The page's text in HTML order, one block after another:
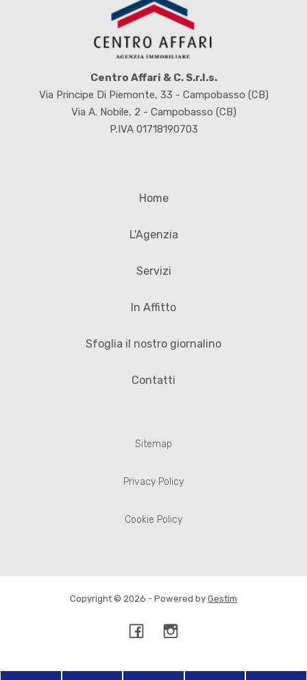
Centro Affari & C. S.r.l.s.
Via Principe Di Piemonte, 33 - Campobasso (CB)
Via A. Nobile, 2 - Campobasso (CB)
P.IVA 01718190703
Home
L'Agenzia
Servizi
In Affitto
Sfoglia il nostro giornalino
Contatti
Sitemap
Privacy Policy
Cookie Policy
Copyright © 2026 - Powered by Gestim